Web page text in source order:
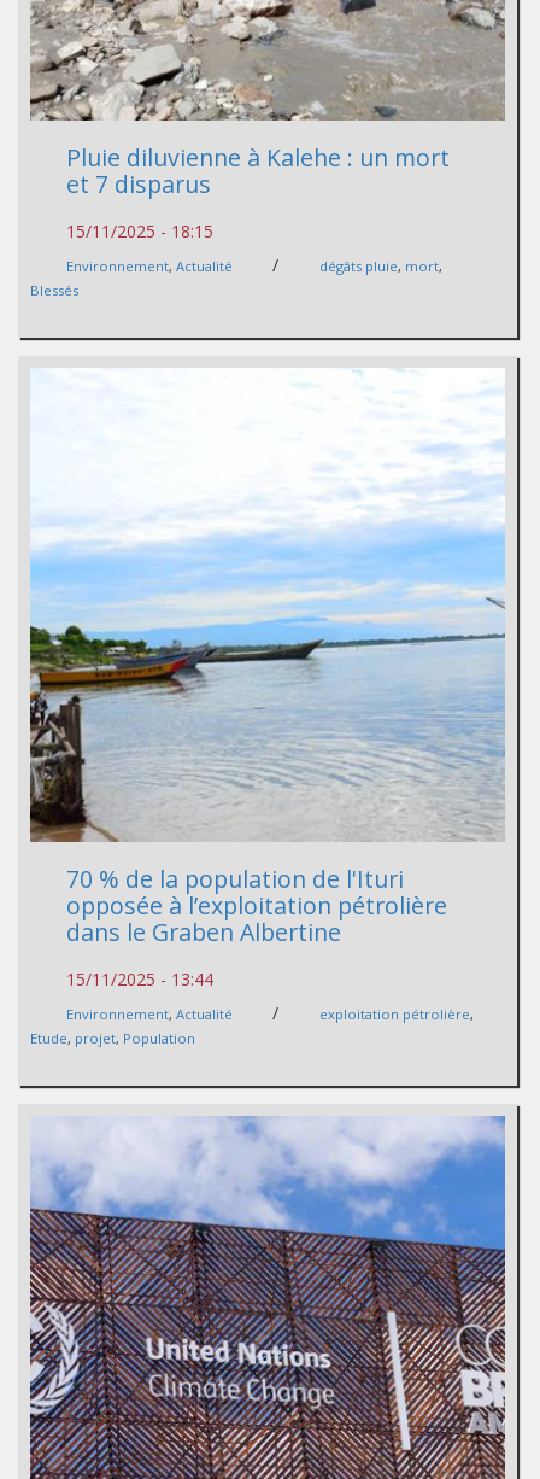
Pluie diluvienne à Kalehe : un mort
et 7 disparus
15/11/2025 - 18:15
Environnement, Actualité / dégâts pluie, mort,
Blessés
70 % de la population de l'Ituri
opposée à l’exploitation pétrolière
dans le Graben Albertine
15/11/2025 - 13:44
Environnement, Actualité / exploitation pétrolière,
Etude, projet, Population